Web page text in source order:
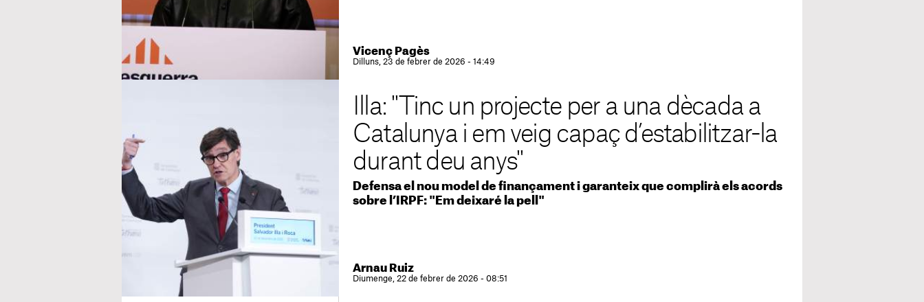
Vicenç Pagès
Dilluns, 23 de febrer de 2026 - 14:49
Illa: "Tinc un projecte per a una dècada a
Catalunya i em veig capaç d’estabilitzar-la
durant deu anys"
Defensa el nou model de finançament i garanteix que complirà els acords
sobre l’IRPF: "Em deixaré la pell"
Arnau Ruiz
Diumenge, 22 de febrer de 2026 - 08:51